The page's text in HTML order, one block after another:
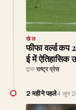
खेल
फीफा वर्ल्ड कप
ई में
द्वारा राष्ट्र प्रेस
2 महीने पहले4 जून